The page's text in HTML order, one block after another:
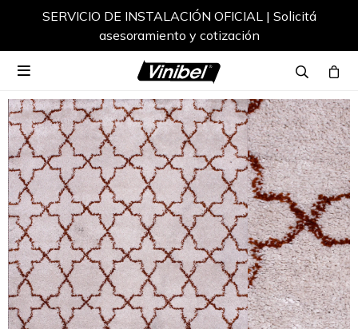
SERVICIO DE INSTALACIÓN OFICIAL | Solicitá
asesoramiento y cotización
